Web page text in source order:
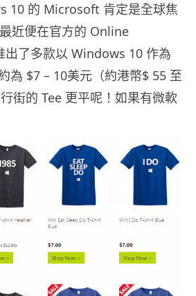
10 的 Microsoft 肯定是全球焦
近便在官方的 Online
了多款以 Windows 10 作為
為 $7 – 10美元（約港幣$ 55 至
街的 Tee 更平呢！如果有微軟